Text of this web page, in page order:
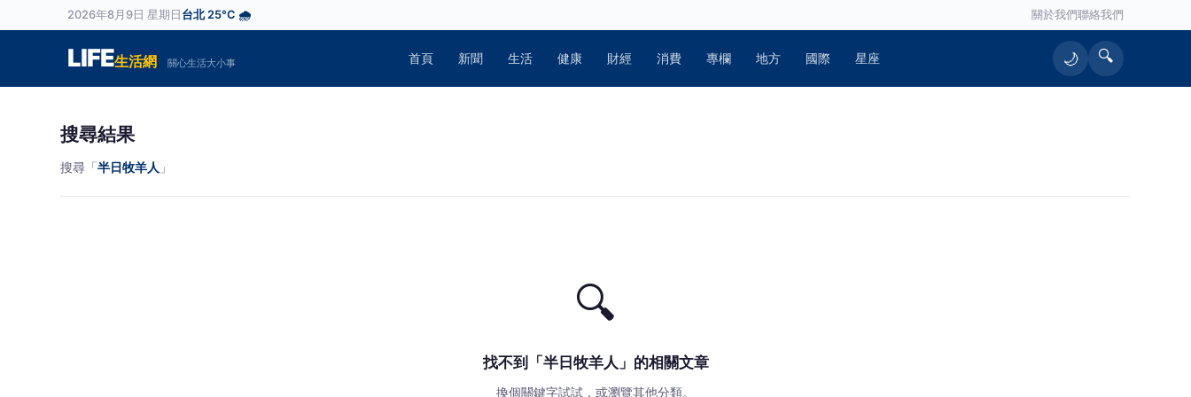
2026年8月9日 星期日 台北 25°C 🌧️ 關於我們聯絡我們
LIFE生活網 關心生活大小事 首頁 新聞 生活 健康 財經 消費 專欄 地方 國際 星座 🌙 🔍
搜尋結果
搜尋「半日牧羊人 」
🔍
找不到「半日牧羊人」的相關文章
換個關鍵字試試，或瀏覽其他分類。